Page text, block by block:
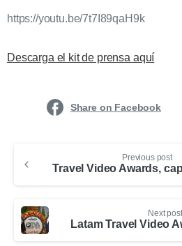
https://youtu.be/7t7I89qaH9k
Descarga el kit de prensa aquí
Share on Facebook
Previous post
Next post